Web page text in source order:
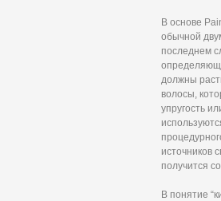
В основе
обычной
последнем
должны
волосы,
упругость
источников
получится
В понятие